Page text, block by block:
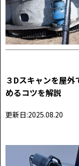
３Dスキャンを屋
めるコツを解説
更新日:2025.08.20